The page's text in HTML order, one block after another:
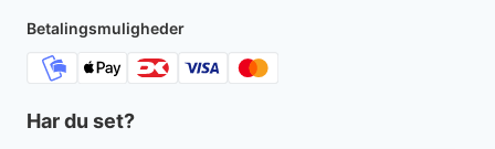
16.999 kr..
Betalingsmuligheder
Har du set?